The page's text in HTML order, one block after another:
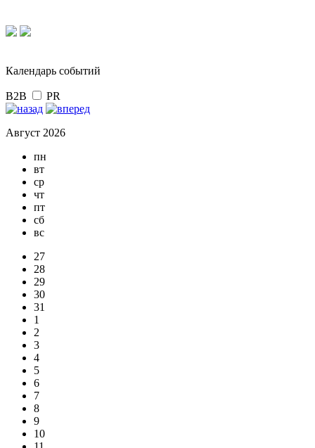
Календарь событий
B2B PR
Август 2026
пн
вт
ср
чт
пт
сб
вс
27
28
29
30
31
1
2
3
4
5
6
7
8
9
10